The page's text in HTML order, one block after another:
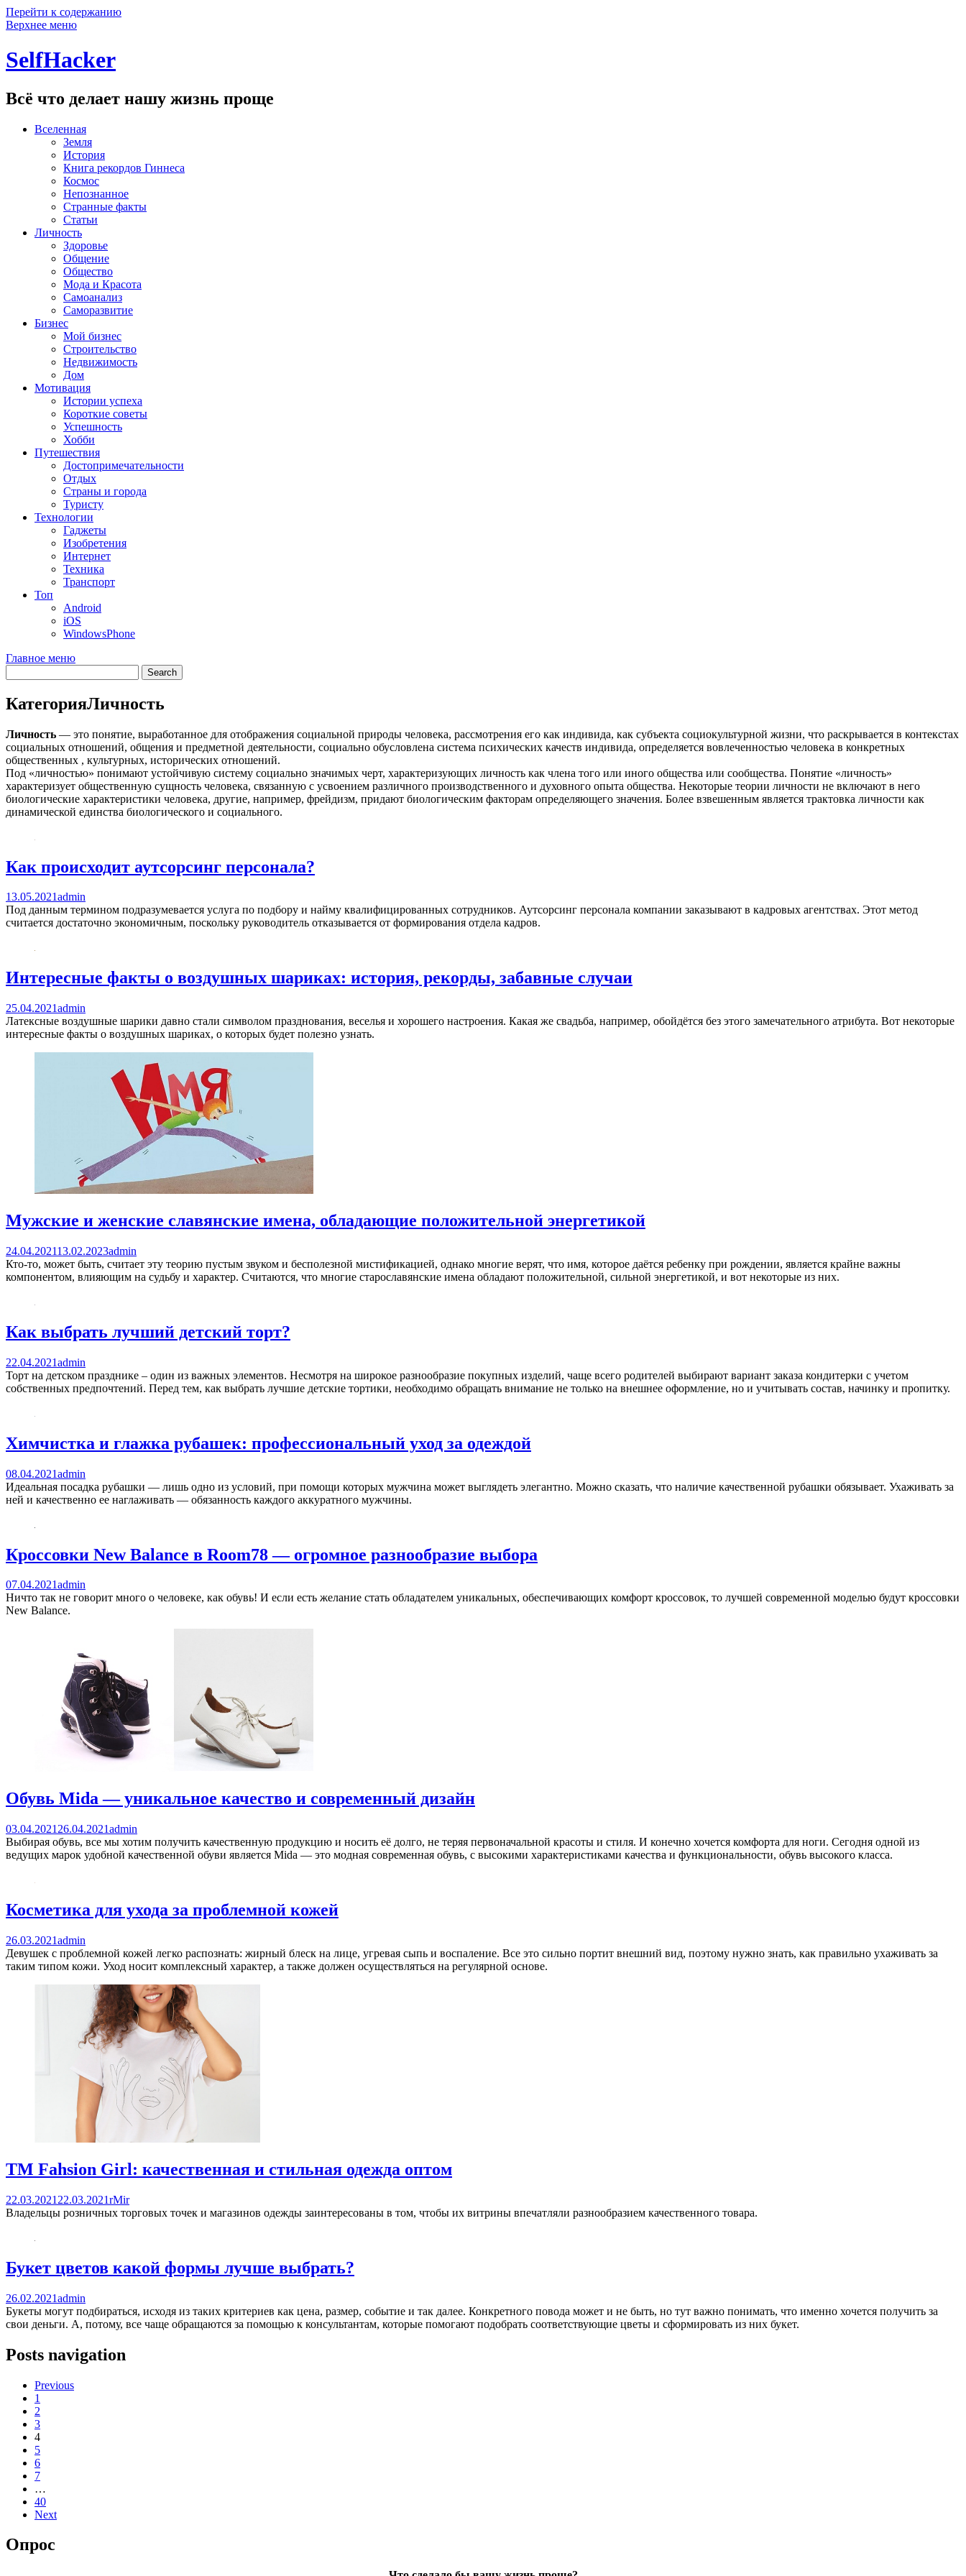
Перейти к содержанию
Верхнее меню
SelfHacker
Всё что делает нашу жизнь проще
Вселенная
Земля
История
Книга рекордов Гиннеса
Космос
Непознанное
Странные факты
Статьи
Личность
Здоровье
Общение
Общество
Мода и Красота
Самоанализ
Саморазвитие
Бизнес
Мой бизнес
Строительство
Недвижимость
Дом
Мотивация
Истории успеха
Короткие советы
Успешность
Хобби
Путешествия
Достопримечательности
Отдых
Страны и города
Туристу
Технологии
Гаджеты
Изобретения
Интернет
Техника
Транспорт
Топ
Android
iOS
WindowsPhone
Главное меню
КатегорияЛичность
Личность — это понятие, выработанное для отображения социальной природы человека, рассмотрения его как индивида, как субъекта социокультурной жизни, что раскрывается в контекстах
социальных отношений, общения и предметной деятельности, социально обусловлена система психических качеств индивида, определяется вовлеченностью человека в конкретных
общественных , культурных, исторических отношений.
Под «личностью» понимают устойчивую систему социально значимых черт, характеризующих личность как члена того или иного общества или сообщества. Понятие «личность»
характеризует общественную сущность человека, связанную с усвоением различного производственного и духовного опыта общества. Некоторые теории личности не включают в него
биологические характеристики человека, другие, например, фрейдизм, придают биологическим факторам определяющего значения. Более взвешенным является трактовка личности как
динамической единства биологического и социального.
Как происходит аутсорсинг персонала?
13.05.2021admin
Под данным термином подразумевается услуга по подбору и найму квалифицированных сотрудников. Аутсорсинг персонала компании заказывают в кадровых агентствах. Этот метод
считается достаточно экономичным, поскольку руководитель отказывается от формирования отдела кадров.
Интересные факты о воздушных шариках: история, рекорды, забавные случаи
25.04.2021admin
Латексные воздушные шарики давно стали символом празднования, веселья и хорошего настроения. Какая же свадьба, например, обойдётся без этого замечательного атрибута. Вот некоторые
интересные факты о воздушных шариках, о которых будет полезно узнать.
Мужские и женские славянские имена, обладающие положительной энергетикой
24.04.202113.02.2023admin
Кто-то, может быть, считает эту теорию пустым звуком и бесполезной мистификацией, однако многие верят, что имя, которое даётся ребенку при рождении, является крайне важны
компонентом, влияющим на судьбу и характер. Считаются, что многие старославянские имена обладают положительной, сильной энергетикой, и вот некоторые из них.
Как выбрать лучший детский торт?
22.04.2021admin
Торт на детском празднике – один из важных элементов. Несмотря на широкое разнообразие покупных изделий, чаще всего родителей выбирают вариант заказа кондитерки с учетом
собственных предпочтений. Перед тем, как выбрать лучшие детские тортики, необходимо обращать внимание не только на внешнее оформление, но и учитывать состав, начинку и пропитку.
Химчистка и глажка рубашек: профессиональный уход за одеждой
08.04.2021admin
Идеальная посадка рубашки — лишь одно из условий, при помощи которых мужчина может выглядеть элегантно. Можно сказать, что наличие качественной рубашки обязывает. Ухаживать за
ней и качественно ее наглаживать — обязанность каждого аккуратного мужчины.
Кроссовки New Balance в Room78 — огромное разнообразие выбора
07.04.2021admin
Ничто так не говорит много о человеке, как обувь! И если есть желание стать обладателем уникальных, обеспечивающих комфорт кроссовок, то лучшей современной моделью будут кроссовки
New Balance.
Обувь Mida — уникальное качество и современный дизайн
03.04.2021 26.04.2021admin
Выбирая обувь, все мы хотим получить качественную продукцию и носить её долго, не теряя первоначальной красоты и стиля. И конечно хочется комфорта для ноги. Сегодня одной из
ведущих марок удобной качественной обуви является Mida — это модная современная обувь, с высокими характеристиками качества и функциональности, обувь высокого класса.
Косметика для ухода за проблемной кожей
26.03.2021admin
Девушек с проблемной кожей легко распознать: жирный блеск на лице, угревая сыпь и воспаление. Все это сильно портит внешний вид, поэтому нужно знать, как правильно ухаживать за
таким типом кожи. Уход носит комплексный характер, а также должен осуществляться на регулярной основе.
ТМ Fahsion Girl: качественная и стильная одежда оптом
22.03.2021 22.03.2021rMir
Владельцы розничных торговых точек и магазинов одежды заинтересованы в том, чтобы их витрины впечатляли разнообразием качественного товара.
Букет цветов какой формы лучше выбрать?
26.02.2021admin
Букеты могут подбираться, исходя из таких критериев как цена, размер, событие и так далее. Конкретного повода может и не быть, но тут важно понимать, что именно хочется получить за
свои деньги. А, потому, все чаще обращаются за помощью к консультантам, которые помогают подобрать соответствующие цветы и сформировать из них букет.
Posts navigation
Previous
1
2
3
4
5
6
7
…
40
Next
Опрос